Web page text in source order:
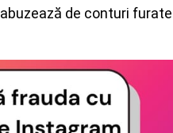
de conturi